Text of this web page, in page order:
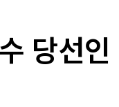
당선